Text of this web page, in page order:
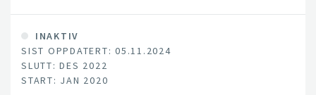
til betydelig reduksjon i avling og kvalitet. I økologisk
korndyrking fins ikke mottiltak når plantene først er
angrepet. Forebyggende tiltak er derfor avgjørende.
Dette krever kunnskap om hvordan de ulike
soppsjukdommene smitter og hvordan dyrkingstiltak
INAKTIV
SIST OPPDATERT: 05.11.2024
SLUTT: DES 2022
START: JAN 2020